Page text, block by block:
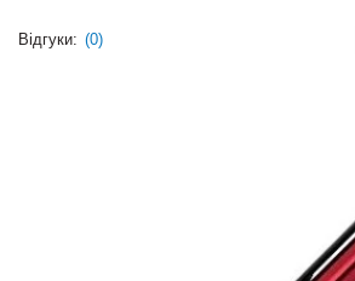
Відгуки: (0)